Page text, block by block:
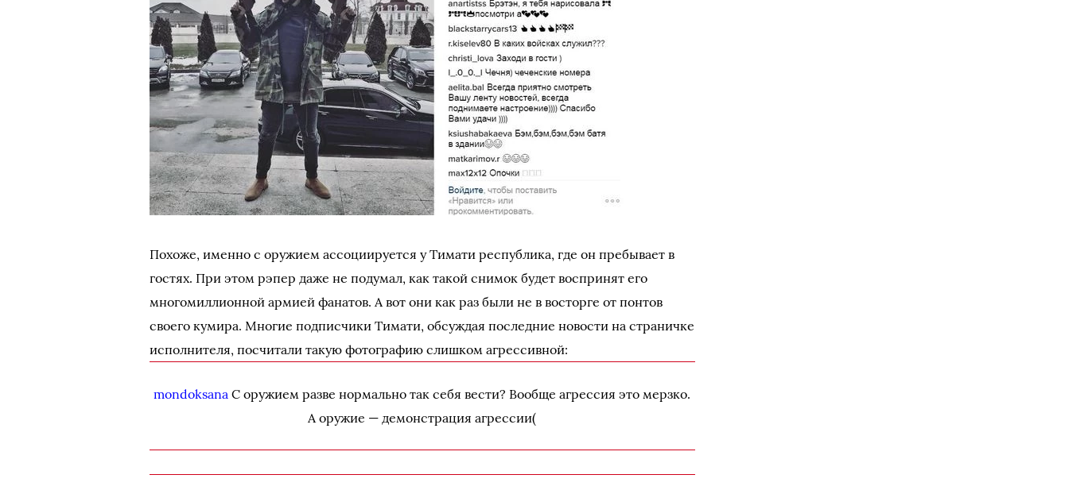
Похоже, именно с оружием ассоциируется у Тимати республика, где он пребывает в
гостях. При этом рэпер даже не подумал, как такой снимок будет воспринят его
многомиллионной армией фанатов. А вот они как раз были не в восторге от понтов
своего кумира. Многие подписчики Тимати, обсуждая последние новости на страничке
исполнителя, посчитали такую фотографию слишком агрессивной:
mondoksana С оружием разве нормально так себя вести? Вообще агрессия это мерзко.
А оружие — демонстрация агрессии(